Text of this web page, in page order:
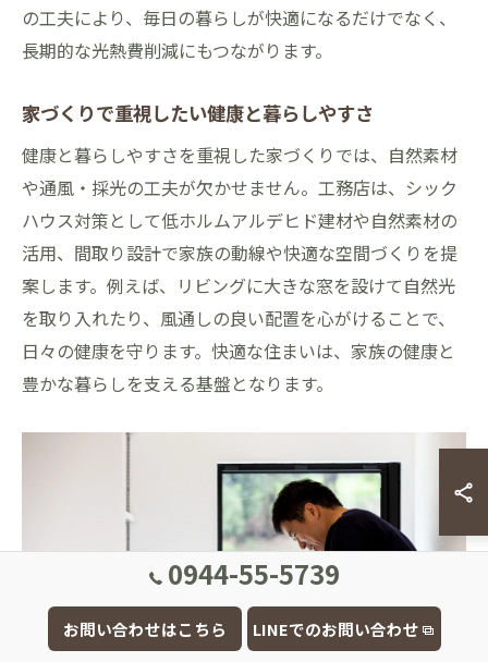
の工夫により、毎日の暮らしが快適になるだけでなく、
長期的な光熱費削減にもつながります。
家づくりで重視したい健康と暮らしやすさ
健康と暮らしやすさを重視した家づくりでは、自然素材
や通風・採光の工夫が欠かせません。工務店は、シック
ハウス対策として低ホルムアルデヒド建材や自然素材の
活用、間取り設計で家族の動線や快適な空間づくりを提
案します。例えば、リビングに大きな窓を設けて自然光
を取り入れたり、風通しの良い配置を心がけることで、
日々の健康を守ります。快適な住まいは、家族の健康と
豊かな暮らしを支える基盤となります。
0944-55-5739
お問い合わせはこちら LINEでのお問い合わせ